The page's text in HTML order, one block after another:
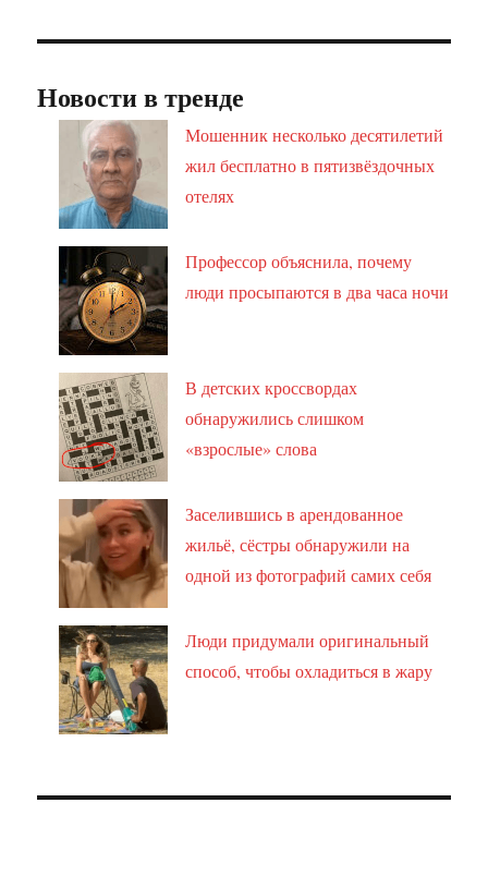
Новости в тренде
Мошенник несколько десятилетий
жил бесплатно в пятизвёздочных
отелях
Профессор объяснила, почему
люди просыпаются в два часа ночи
В детских кроссвордах
обнаружились слишком
«взрослые» слова
Заселившись в арендованное
жильё, сёстры обнаружили на
одной из фотографий самих себя
Люди придумали оригинальный
способ, чтобы охладиться в жару